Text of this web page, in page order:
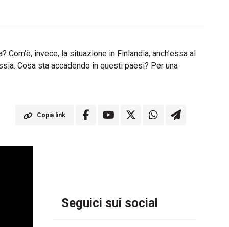
invece, la situazione in Finlandia, anch’essa al
Cosa sta accadendo in questi paesi? Per una
Copia link
Seguici sui social